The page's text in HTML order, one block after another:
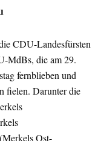
CDU-Landesfürsten
MdBs, die am 29.
fernblieben und
fielen. Darunter die
Ost-